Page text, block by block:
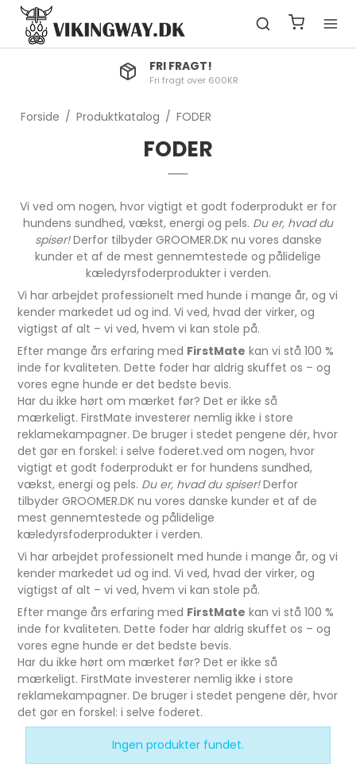
FRI FRAGT!
Fri fragt over 600KR
Forside / Produktkatalog / FODER
FODER
Vi ved om nogen, hvor vigtigt et godt foderprodukt er for
hundens sundhed, vækst, energi og pels. Du er, hvad du
spiser!Derfor tilbyder GROOMER.DK nu vores danske
kunder et af de mest gennemtestede og pålidelige
kæledyrsfoderprodukter i verden.
Vi har arbejdet professionelt med hunde i mange år, og vi
kender markedet ud og ind. Vi ved, hvad der virker, og
vigtigst af alt – vi ved, hvem vi kan stole på.
Efter mange års erfaring med FirstMate kan vi stå 100 %
inde for kvaliteten. Dette foder har aldrig skuffet os – og
vores egne hunde er det bedste bevis.
Har du ikke hørt om mærket før? Det er ikke så
mærkeligt. FirstMate investerer nemlig ikke i store
reklamekampagner. De bruger i stedet pengene dér, hvor
det gør en forskel: i selve foderet.ved om nogen, hvor
vigtigt et godt foderprodukt er for hundens sundhed,
vækst, energi og pels. Du er, hvad du spiser!Derfor
tilbyder GROOMER.DK nu vores danske kunder et af de
mest gennemtestede og pålidelige
kæledyrsfoderprodukter i verden.
Vi har arbejdet professionelt med hunde i mange år, og vi
kender markedet ud og ind. Vi ved, hvad der virker, og
vigtigst af alt – vi ved, hvem vi kan stole på.
Efter mange års erfaring med FirstMate kan vi stå 100 %
inde for kvaliteten. Dette foder har aldrig skuffet os – og
vores egne hunde er det bedste bevis.
Har du ikke hørt om mærket før? Det er ikke så
mærkeligt. FirstMate investerer nemlig ikke i store
reklamekampagner. De bruger i stedet pengene dér, hvor
det gør en forskel: i selve foderet.
Ingen produkter fundet.